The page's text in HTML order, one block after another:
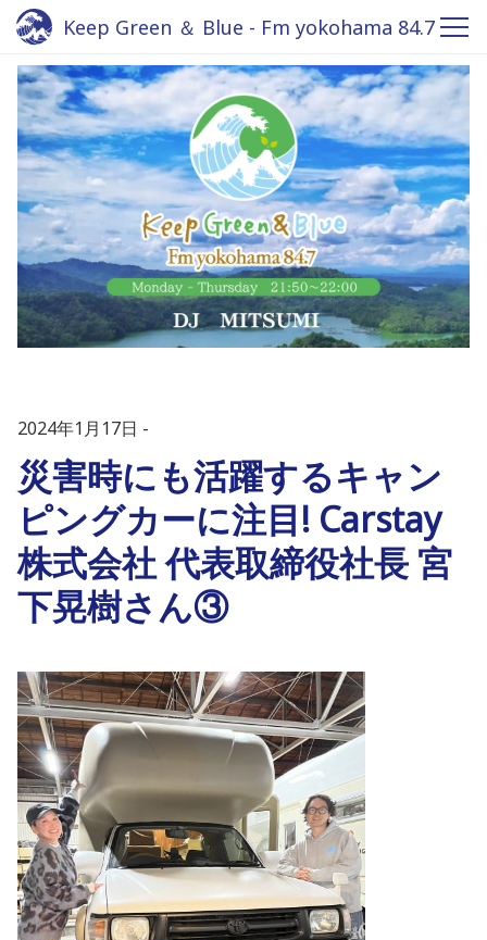
Keep Green ＆ Blue - Fm yokohama 84.7
2024年1月17日
災害時にも活躍するキャン
ピングカーに注目! Carstay
株式会社 代表取締役社長 宮
下晃樹さん③